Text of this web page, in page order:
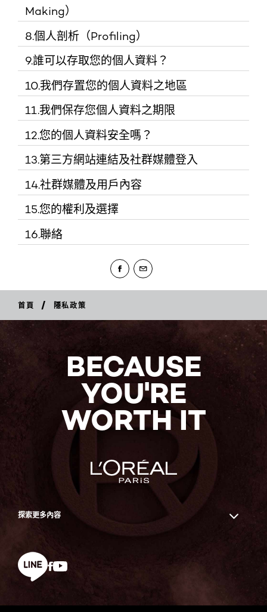
素而隨時修改「本政策」內容之權利，基此，您每次進入或
使用「本網站」時，請重新檢視「本政策」以了解變更及修
改內容。
我們承諾以開放及透明的態度說明如何使用
您的資料
我們不會以未告知您的方法使用您的資料
我們尊重您的權利，且會在符合法律及我們
的維運責任下，盡可能配合您的要求
如欲了解更多有關我們的隱私權政策，請查閱以下所闡述之
本政策內容，包括我們可能直接向您蒐集或透過您與我們的
互動所蒐集的個人資料類別、我們可能使用該等資料之方
式、我們可能分享該等資料之對象、我們保護該等資料並保
障其安全之方式、以及您做為個人資料當事人之權利。或許
本政策並非所有內容均適用於您的情況，本政策純粹讓您概
覽我們或會進行互動的所有可能情況。
給您的客製化服務將愈多。
我們將根據本政策使用該等個人資料。請仔細閱讀本政策以
及我們的常見問答 (如有)。如您對於個人資料有任何疑問或
顧慮，請透過以下方式與我們聯繫：0800-211-028。
萊雅代表多個不同品牌及產品，如欲了解更多關於萊雅及其
代表品牌之資訊，請瀏覽：
https://www.loreal.com.tw/
萊雅是於全球140個國家營運之萊雅集團的一部分。如欲了
解萊雅集團之詳情，請瀏覽：
http://www.loreal.com/group。
繫、您透過我們的網站／應用程式或專櫃門市／美容沙龍購
買產品），有時我們會蒐集您的資料（例如啟用cookies以
了解您如何使用我們的網站／應用程式）或有時我們會從其
他第三方（包括萊雅集團其他關係企業）接收您的資料。
當我們蒐集資料時，我們會以星號（*）標示必填欄位，此
係為了以下目的所需：
從我們的網站／應用程式購買之產品）
向您提供您所要求之服務（例如提供您所訂
閱之電子報）；或
遵守法律規範（例如開立發票）
如您不提供以星號（*）標示欄位之資料，可能會使我們無
我們將透過以下表格向您進一步說明：
您於哪些互動當中可能需要提供或由我們蒐
子報、或瀏覽網頁／應用程式。
我們得向您直接蒐集或透過您與我們的互動
蒐集之個人資料有哪些？ 本欄位說明在不
同情況下我們可能向您蒐集之資料類別。
我們如何及為何可能使用您的個人資料？
蒐集該等資料之目的。
我們使用您個人資料之法律基礎為何？
欄位說明我們可能使用您之資料的原因：
或由我們蒐集
您的個人資料
哪些個人資料？
建立及管理帳
號
應用程式、或
透過社群媒體
登入、專櫃門
市等建立帳號
過程中所蒐集
之資料
依您與我們互動
之頻繁程度，相
括：
姓名
性別
電郵地
址
郵寄地
電話號
生日或
ID、
碼
個人描
述或偏
好
訂單明
社群媒
體資料
為了：
管理您的訂單
管理任何您選擇參加
銷、活動、意見調查
回覆您的問題，或於
他情況與您互動
們可依您的個人檔案
您的個人資料及偏好
提供客製化訊息
依照您的美容特徵提
追蹤及改善我們的網
／應用程式
Making）
我們利用第三方提供者的一個或多個方案，加以保障透過於
我們的網站／應用程式／裝置進行的交易免於詐騙或被盜
用。詐騙偵測是以簡單比較、聯繫、聚類分析、預計和異常
檢測等方法為基礎，利用智能媒介、資料融合技術和多種資
料探勘技術進行。
決定的人為干預。於任何情況下，我們均採取一切合理的預
防和保障措施，限制存取您的資料。
由於需要進行自動詐騙偵測，您可能 (i) 當您的交易正由我
騙風險，被限制或無法使用／受惠於某項服務。您有權存取
我們用以作為決定基礎的資訊。請見以下
擇」部分。
8.個人剖析（Profiling）
當我們發送或顯示客製化之訊息或內容時，我們或會採用符
合「個人剖析」的部分技術（亦即任何自動處理個人資料的
形式，包括利用該等資料評估關於某位自然人的相關個人特
點，尤其是用以分析或預計關於該自然人的個人偏好、興
趣、經濟狀況、行為、所在地、健康、信賴度或行動的特
點）。這意味著我們或會於上表所列的不同情況當中蒐集關
於您的個人資料。我們集中處理和分析該等資料，以評估和
預測您的個人偏好及／或興趣。
根據我們的分析，我們將發送或顯示按照您的興趣／需要客
製化之訊息及／或內容。
您有權反對於特定情況使用您的資料進行「個人剖析」。請
9.誰可以存取您的個人資料？
為了遵守我們的法律義務、防止詐騙及／或保障我們的工具
安全並改善我們的產品和服務、或於取得您的同意時，我們
可能會將您的個人資料於萊雅集團內部分享。
依資料之蒐集目的，及只限於有知悉必要之情形下，您的部
分個人資料於必要時得由全球萊雅集團之實體存取，以便為
式處理（防止直接辨識身分）。
我們亦可能以假名處理方式（防止直接辨識身分）與萊雅研
究及創新部門（包括位於您所在國家以外的地區）的科學家
於情況允許下，我們亦可能於旗下品牌之間分享您的部分個
與我們分享的資訊、依照您的特徵進行統計，並為您提供客
製化之訊息及通訊內容。
關於萊雅集團、其品牌及所在地的更多詳情，請瀏覽萊雅集
http://www.loreal.com/group。
我們可能為了行銷目的，與第三方、萊雅旗下品牌間、萊雅
集團內各實體（萊雅集團成員）間分享您的個人資料。
我們僅於取得您的同意後，才會與第三方分享您的個人資料
以作直接行銷用途。於此情況下，您的資料將由作為資料使
用者的該等第三方處理，並受其個別條款及細則和隱私通知
之拘束。您在同意將個人資料披露予該等第三方前應仔細檢
您的個人資料亦可能由我們的可靠第三方廠商代我們處理。
我們倚賴可靠第三方代我們進行一系列業務營運工作。我們
僅提供第三方為了執行其服務所需之資料，並要求第三方不
能，確保我們合作的所有第三方均保護您的個人資料安全。
10.我們存置您的個人資料之地區
我們向您蒐集的資料可能會被傳輸並存置於台灣以外的地
點，並由該等地點存取。該等資料亦可能由我們或我們的服
務供應商於台灣以外地點工作的員工處理。
萊雅以安全且合法的方式將資料傳輸至台灣以外之地點。由
於部分國家可能並無規範個人資料之應用和傳輸之法規，我
們會採取必要步驟，確保第三方遵守本政策所列之承諾。相
關步驟可能包括審核第三方的隱私及保安標準，及／或與之
簽署相關合約。
如欲了解更多資訊，請按照以下
11.我們保存您個人資料之期限
我們保留您個人資料之期限，僅限於我們需要持有該等資料
以符合您的需要或遵守我們的法律義務的期間。
我們利用以下準則，界定保留您個人資料之期限：
如您購買產品和服務，我們將於雙方的契約
關係期間保留您的個人資料；
如您聯絡我們進行查詢，我們將於處理您查
詢之問題所必要期間內保留您的個人資料；
如您建立帳戶，我們將保留您的個人資料，
直至您要求我們將該等資料刪除，或在當地
法規命令所定義之期間內屬於靜止帳戶（沒
如您同意接收行銷訊息，我們將保留您的個
人資料，直至您取消同意、訂閱或要求我們
刪除該等資料，或在當地法規命令所定義之
期間內靜止無活動（沒有與品牌主動進行互
動）；及
如cookies儲存於您的電腦，我們將於它們
cookies的工作階段期限或工作階段識別碼
cookies)，並於其後根據當地法規和指示所
定義的期限內保留該等cookies。
我們可能會為了以下目的保留部分個人資料：遵守我們依相
關法規應遵循之義務、為行使我們的權利（例如於法庭中提
出我們的主張）、作為統計或歷史資料之目的。
12.您的個人資料安全嗎？
我們致力保障您的個人資料之安全，並為此採取一切合理預
防措施。我們亦以合約要求為我們處理您個人資料的可靠第
三方遵守本政策之守則。
我們竭盡所能保護您的個人資料，而每當我們接收您的個人
資料後，都利用嚴謹程序和保安措施，盡可能防止未經授權
證您傳送至我們網站的資料安全。因此，您必需自行承受任
除依法不得免除之法律責任外，我們特此聲明排除任何因未
經授權存取您的個人資料所產生之一切責任（包含過失責
任）。如您發現任何違反資訊安全之情形，請立即通知我
13.第三方網站連結及社群媒體登入
我們的網站和應用程式可能會不時包含可以來往我們的合作
夥伴網路、廣告商及關係企業網站之連結。如您開啟連結前
往任何該等網站，請注意該等網站另有其個別隱私政策，而
我們對於其政策無須且不會負任何義務或法律責任。故請於
提交任何個人資料至該等網站前務必檢閱各該政策。
我們亦可能會為您提供使用社群媒體登入的管道。請注意，
如您使用社群媒體登入，依照您的社群媒體平台設定，您可
能會與我們分享您的個人檔案資訊。請至相關社群媒體平台
被分享及使用。
我們可能使用第三方分析服務。這些服務供應商使用
cookies、網路伺服器紀錄與web beacons科技幫助我們
分析造訪者如何使用本站。透過這些方式蒐集的資訊會透漏
給這些服務提供者，他們使用這些資訊來評估網站的使用。
我們可能在本網站使用Facebook software development
互動的資訊，以協助我們改善我們的服務。至於Facebook
會如何使用相關資訊係受Facebook之隱私權政策及條款之
規範。如您需要了解或限制Facebook使用您的資料，或清
除您的Facebook歷史資料，請至Facebook網頁確認其隱
私權政策與條款。
14.社群媒體及用戶內容
我們的部分網站和應用程式容許使用者提交其用戶個人產生
之內容。請謹記，提交至我們的社群媒體平台之任何內容均
屬可供公眾閱覽之內容，因此您在提供部分個人資料時，例
社群媒體平台張貼個人資料，我們對於其他個別人士採取的
15.您的權利及選擇
萊雅尊重您的隱私權，故您能夠掌控個人資料至為重要。您
被告知之
權利
您有權就我們使用您個人資料之方式，以及
您的權利，獲取清晰、透明且易於理解的資
訊。這正是我們於本政策向您提供該等資訊
之
您有權要求查詢、閱覽由我們持有而與您有
關之個人資料，並要求製給複製本（可能需
符合一定條件）。
我們可能會視提供該等資料的行政成本而酌
如相關請求明顯缺乏依據、過量或反覆的要
求可能不會獲得回覆。
如欲存取您的個人資料，請透過以下
或更正
權利
16.聯絡
若您對於萊雅蒐集、處理或利用您的個人資料或「本政策」
有任何疑問或顧慮，或希望行使您的個人資料當事人權利，
請致電0800-211-028或透過以下方式與萊雅個人資料管
理人員聯絡：
台灣萊雅股份有限公司
首頁 / 隱私政策
BECAUSE
YOU'RE
WORTH IT
探索更多內容